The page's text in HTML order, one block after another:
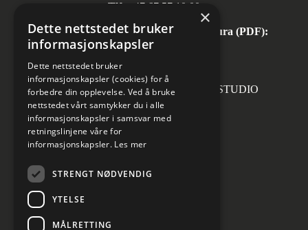
Tlf: +47 67 57 10 00
Automatisk mottak av inngående faktura (PDF):
invoice.no@norconsult.com
Forsidefoto: RASMUS HJORTSHOJ STUDIO
×
Dette nettstedet bruker
informasjonskapsler
Dette nettstedet bruker
informasjonskapsler (cookies) for å
forbedre din opplevelse. Ved å bruke
nettstedet vårt samtykker du i alle
informasjonskapsler i samsvar med
retningslinjene våre for
informasjonskapsler. Les mer
STRENGT NØDVENDIG
YTELSE
MÅLRETTING